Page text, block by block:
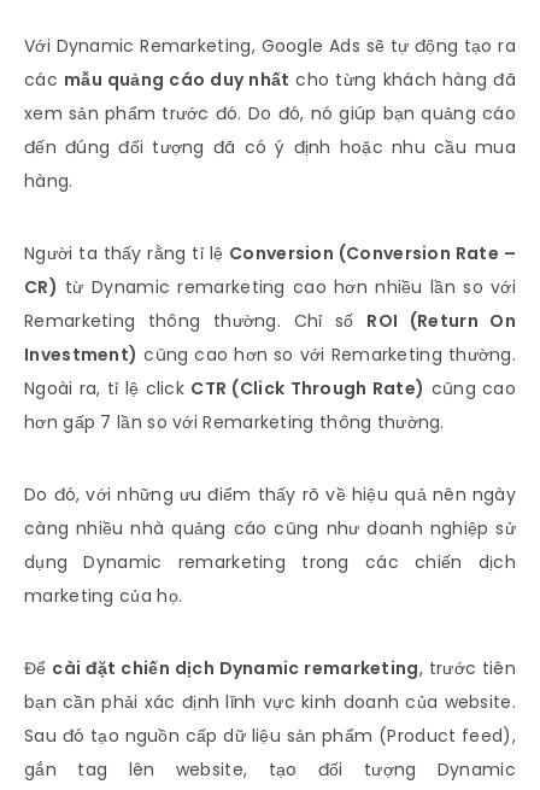
Với Dynamic Remarketing, Google Ads sẽ tự động tạo ra
các mẫu quảng cáo duy nhất cho từng khách hàng đã
xem sản phẩm trước đó. Do đó, nó giúp bạn quảng cáo
đến đúng đối tượng đã có ý định hoặc nhu cầu mua
hàng.
Người ta thấy rằng tỉ lệ Conversion (Conversion Rate –
CR) từ Dynamic remarketing cao hơn nhiều lần so với
Remarketing thông thường. Chỉ số ROI (Return On
Investment) cũng cao hơn so với Remarketing thường.
Ngoài ra, tỉ lệ click CTR (Click Through Rate) cũng cao
hơn gấp 7 lần so với Remarketing thông thường.
Do đó, với những ưu điểm thấy rõ về hiệu quả nên ngày
càng nhiều nhà quảng cáo cũng như doanh nghiệp sử
dụng Dynamic remarketing trong các chiến dịch
marketing của họ.
Để cài đặt chiến dịch Dynamic remarketing, trước tiên
bạn cần phải xác định lĩnh vực kinh doanh của website.
Sau đó tạo nguồn cấp dữ liệu sản phẩm (Product feed),
gắn tag lên website, tạo đối tượng Dynamic